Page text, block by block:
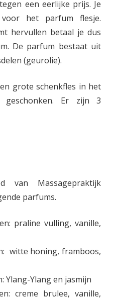
een eerlijke prijs. Je
het parfum flesje.
hervullen betaal je dus
De parfum bestaat uit
(geurolie).
grote schenkfles in het
geschonken. Er zijn 3
van Massagepraktijk
parfums.
praline vulling, vanille,
witte honing, framboos,
Ylang-Ylang en jasmijn
creme brulee, vanille,